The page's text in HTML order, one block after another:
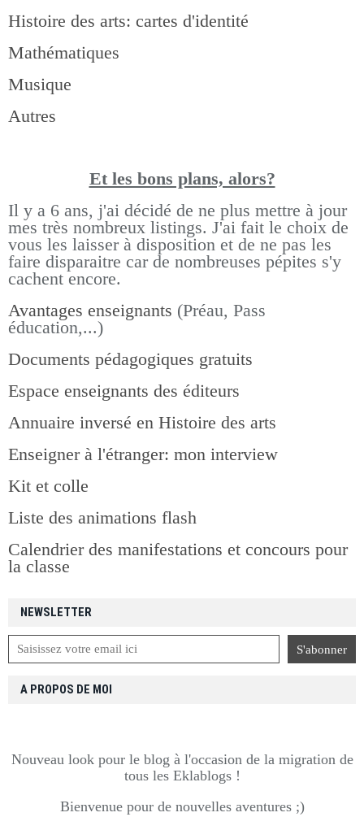
NEWSLETTER
Histoire des arts: cartes d'identité
Mathématiques
Musique
Autres
Et les bons plans, alors?
Il y a 6 ans, j'ai décidé de ne plus mettre à jour
mes très nombreux listings. J'ai fait le choix de
vous les laisser à disposition et de ne pas les
faire disparaitre car de nombreuses pépites s'y
cachent encore.
Avantages enseignants (Préau, Pass
éducation,...)
Documents pédagogiques gratuits
Espace enseignants des éditeurs
Annuaire inversé en Histoire des arts
Enseigner à l'étranger: mon interview
Kit et colle
Liste des animations flash
Calendrier des manifestations et concours pour
la classe
A PROPOS DE MOI
Nouveau look pour le blog à l'occasion de la migration de
tous les Eklablogs !
Bienvenue pour de nouvelles aventures ;)